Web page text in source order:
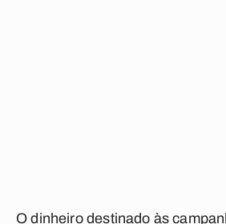
O dinheiro destinado às